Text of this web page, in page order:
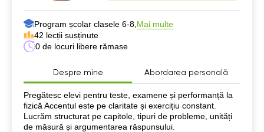
Program școlar clasele 6-8, Mai multe
42 lecții susținute
0 de locuri libere rămase
Despre mine Abordarea personală
Despre mine
Pregătesc elevi pentru teste, examene și performanță la
fizică Accentul este pe claritate și exercițiu constant.
Lucrăm structurat pe capitole, tipuri de probleme, unități
de măsură și argumentarea răspunsului.